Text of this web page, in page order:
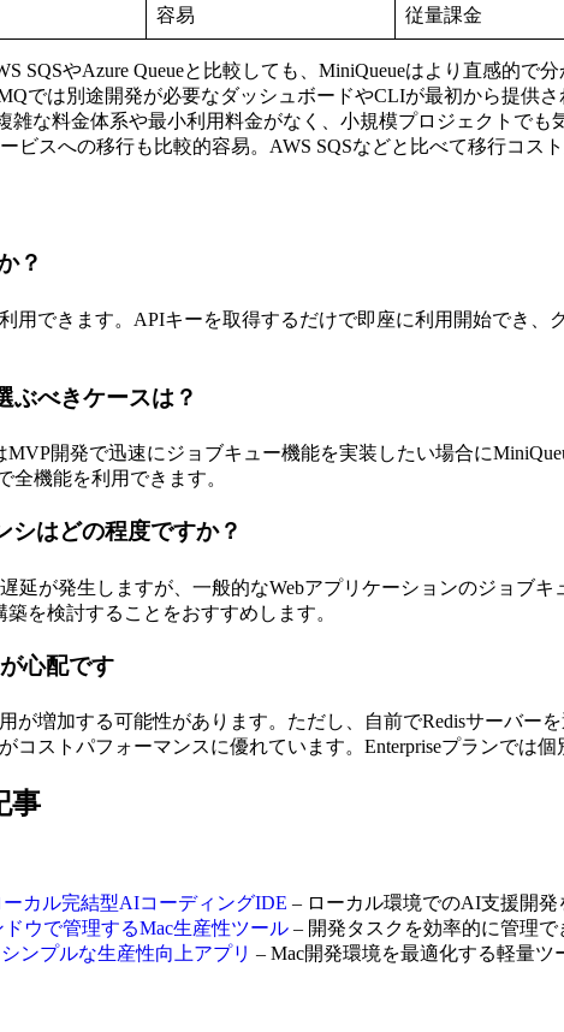
容易 従量課金
SQSやAzure Queueと比較しても、MiniQueueはより直感的
では別途開発が必要なダッシュボードやCLIが最初から提供
雑な料金体系や最小利用料金がなく、小規模プロジェクトでも
ビスへの移行も比較的容易。AWS SQSなどと比べて移行コスト
？
用できます。APIキーを取得するだけで即座に利用開始でき
ぶべきケースは？
開発で迅速にジョブキュー機能を実装したい場合に
全機能を利用できます。
シはどの程度ですか？
延が発生しますが、一般的なWebアプリケーションのジョブ
を検討することをおすすめします。
心配です
が増加する可能性があります。ただし、自前でRedisサーバー
コストパフォーマンスに優れています。Enterpriseプランでは個
事
ーカル完結型AIコーディングIDE – ローカル環境でのAI支援開
ウで管理するMac生産性ツール – 開発タスクを効率的に管理で
ンプルな生産性向上アプリ – Mac開発環境を最適化する軽量ツ